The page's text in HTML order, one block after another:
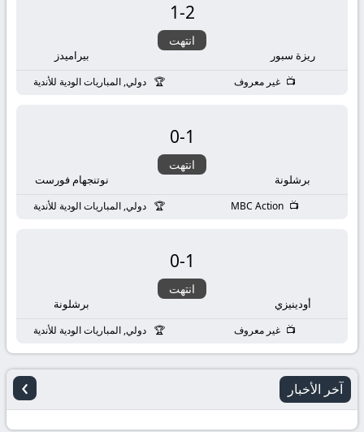
ريزة سبور
2
-
1
انتهت
بيراميدز
غير معروف دولي, المباريات الودية للأندية
برشلونة
1
-
0
انتهت
نوتنجهام فورست
MBC Action دولي, المباريات الودية للأندية
أودينيزي
1
-
0
انتهت
برشلونة
غير معروف دولي, المباريات الودية للأندية
آخر الأخبار ›